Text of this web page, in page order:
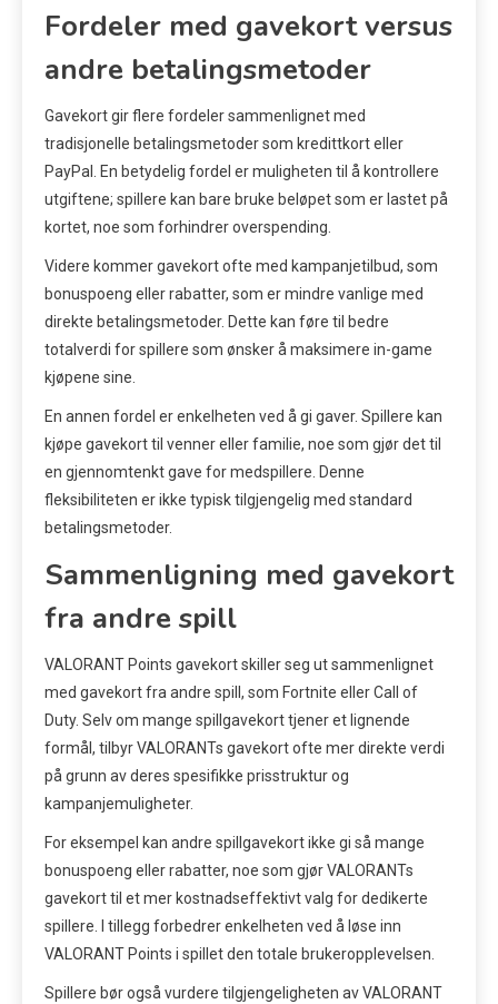
Fordeler med gavekort versus
andre betalingsmetoder
Gavekort gir flere fordeler sammenlignet med
tradisjonelle betalingsmetoder som kredittkort eller
PayPal. En betydelig fordel er muligheten til å kontrollere
utgiftene; spillere kan bare bruke beløpet som er lastet på
kortet, noe som forhindrer overspending.
Videre kommer gavekort ofte med kampanjetilbud, som
bonuspoeng eller rabatter, som er mindre vanlige med
direkte betalingsmetoder. Dette kan føre til bedre
totalverdi for spillere som ønsker å maksimere in-game
kjøpene sine.
En annen fordel er enkelheten ved å gi gaver. Spillere kan
kjøpe gavekort til venner eller familie, noe som gjør det til
en gjennomtenkt gave for medspillere. Denne
fleksibiliteten er ikke typisk tilgjengelig med standard
betalingsmetoder.
Sammenligning med gavekort
fra andre spill
VALORANT Points gavekort skiller seg ut sammenlignet
med gavekort fra andre spill, som Fortnite eller Call of
Duty. Selv om mange spillgavekort tjener et lignende
formål, tilbyr VALORANTs gavekort ofte mer direkte verdi
på grunn av deres spesifikke prisstruktur og
kampanjemuligheter.
For eksempel kan andre spillgavekort ikke gi så mange
bonuspoeng eller rabatter, noe som gjør VALORANTs
gavekort til et mer kostnadseffektivt valg for dedikerte
spillere. I tillegg forbedrer enkelheten ved å løse inn
VALORANT Points i spillet den totale brukeropplevelsen.
Spillere bør også vurdere tilgjengeligheten av VALORANT